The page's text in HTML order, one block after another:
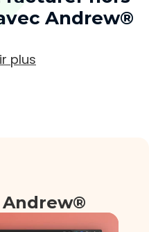
Andrew®
plus
Andrew®